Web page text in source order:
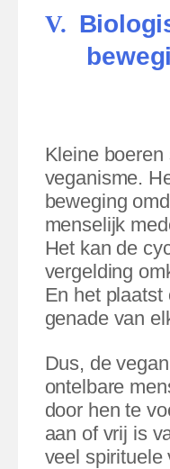
V.
Kleine
veganisme.
beweging
menselijk
Het kan de
vergelding
En het plaatst
genade van
Dus, de
ontelbare
door hen te
aan of vrij is
veel spirituele